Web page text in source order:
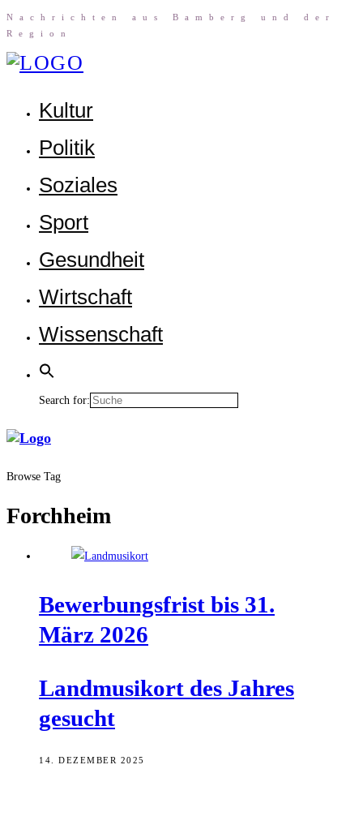
Nach­rich­ten aus Bam­berg und der
Region
Kul­tur
Poli­tik
Sozia­les
Sport
Gesund­heit
Wirt­schaft
Wis­sen­schaft
Search for:
Browse Tag
Forchheim
Bewer­bungs­frist bis 31.
März 2026
Land­mu­si­kort des Jah­res
gesucht
14. DEZEMBER 2025